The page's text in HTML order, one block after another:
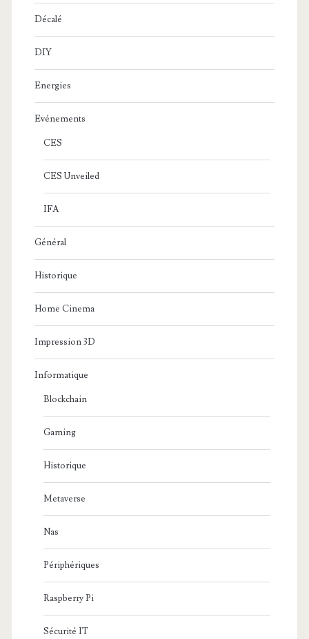
Décalé
DIY
Energies
Evénements
CES
CES Unveiled
IFA
Général
Historique
Home Cinema
Impression 3D
Informatique
Blockchain
Gaming
Historique
Metaverse
Nas
Périphériques
Raspberry Pi
Sécurité IT